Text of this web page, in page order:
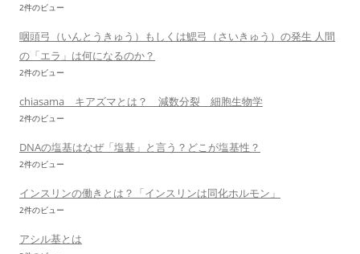
2件のビュー
咽頭弓（いんとうきゅう）もしくは鰓弓（さいきゅう）の発生 人間
の「エラ」は何になるのか？
2件のビュー
chiasama キアズマとは？ 減数分裂 細胞生物学
2件のビュー
DNAの塩基はなぜ「塩基」と言う？どこが塩基性？
2件のビュー
インスリンの働きとは？「インスリンは同化ホルモン」
2件のビュー
アシル基とは